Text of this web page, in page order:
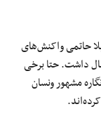
حاتمی واکنش‌های
داشت. حتا برخی
مشهور ونسان